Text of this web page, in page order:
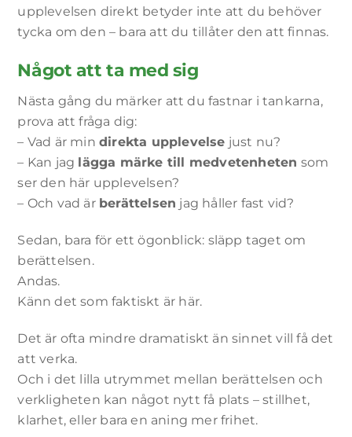
upplevelsen direkt betyder inte att du behöver
tycka om den – bara att du tillåter den att finnas.
Något att ta med sig
Nästa gång du märker att du fastnar i tankarna,
prova att fråga dig:
– Vad är mindirekta upplevelse just nu?
– Kan jag lägga märke till medvetenheten som
ser den här upplevelsen?
– Och vad är berättelsen jag håller fast vid?
Sedan, bara för ett ögonblick: släpp taget om
berättelsen.
Andas.
Känn det som faktiskt är här.
Det är ofta mindre dramatiskt än sinnet vill få det
att verka.
Och i det lilla utrymmet mellan berättelsen och
verkligheten kan något nytt få plats – stillhet,
klarhet, eller bara en aning mer frihet.